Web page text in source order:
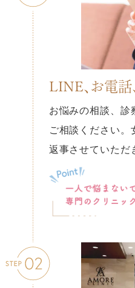
LINE、お電話
お悩みの相談、診
ご相談ください
返事させていただ